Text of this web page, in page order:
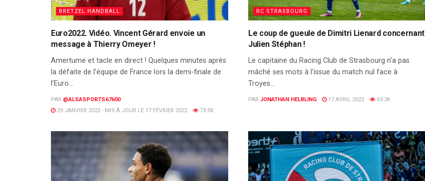
BRETZEL HANDBALL
Euro2022. Vidéo. Vincent Gérard envoie un
message à Thierry Omeyer !
Amertume et tacle en direct ! Quelques minutes après
la défaite de l’équipe de France lors la demi-finale de
l’Euro...
PAR @ALSASPORTS67600
29 JANVIER 2022 - MIS À JOUR LE 17 FÉVRIER 2022
73.5K
RC STRASBOURG
Le coup de gueule de Dimitri Lienard concernant
Julien Stéphan !
Le capitaine du Racing Club de Strasbourg n'a pas
mâché ses mots à l'issue du match nul face à
Troyes...
PAR JONATHAN HELBLING 17 AVRIL 2022 69.2K